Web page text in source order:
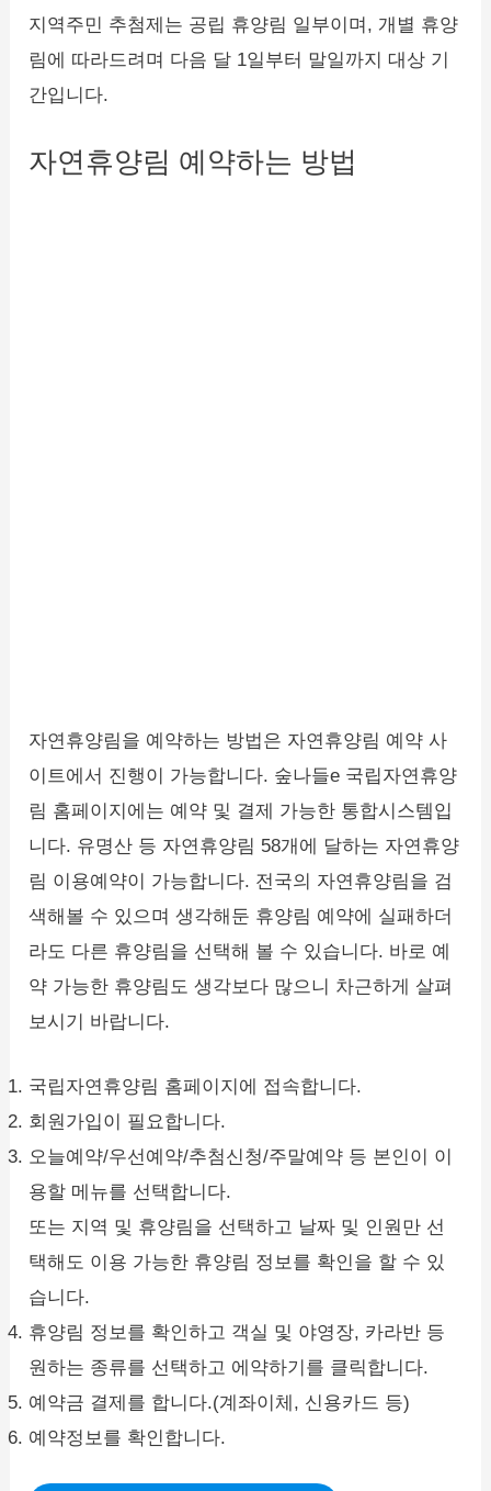
지역주민 추첨제는 공립 휴양림 일부이며, 개별 휴양
림에 따라드려며 다음 달 1일부터 말일까지 대상 기
간입니다.
자연휴양림 예약하는 방법
자연휴양림을 예약하는 방법은 자연휴양림 예약 사
이트에서 진행이 가능합니다. 숲나들e 국립자연휴양
림 홈페이지에는 예약 및 결제 가능한 통합시스템입
니다. 유명산 등 자연휴양림 58개에 달하는 자연휴양
림 이용예약이 가능합니다. 전국의 자연휴양림을 검
색해볼 수 있으며 생각해둔 휴양림 예약에 실패하더
라도 다른 휴양림을 선택해 볼 수 있습니다. 바로 예
약 가능한 휴양림도 생각보다 많으니 차근하게 살펴
보시기 바랍니다.
국립자연휴양림 홈페이지에 접속합니다.
회원가입이 필요합니다.
오늘예약/우선예약/추첨신청/주말예약 등 본인이 이
용할 메뉴를 선택합니다.
또는 지역 및 휴양림을 선택하고 날짜 및 인원만 선
택해도 이용 가능한 휴양림 정보를 확인을 할 수 있
습니다.
휴양림 정보를 확인하고 객실 및 야영장, 카라반 등
원하는 종류를 선택하고 에약하기를 클릭합니다.
예약금 결제를 합니다.(계좌이체, 신용카드 등)
예약정보를 확인합니다.